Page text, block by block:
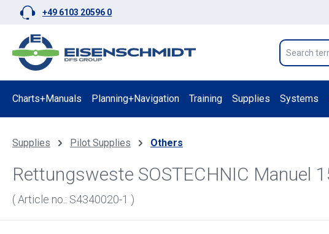
to main content
Skip to search
Skip to main navigation
+49 6103 20596 0
Charts+Manuals Planning+Navigation Training Supplies Systems
Supplies Pilot Supplies Others
Rettungsweste SOSTECHNIC Manuel
( Article no.: S4340020-1 )